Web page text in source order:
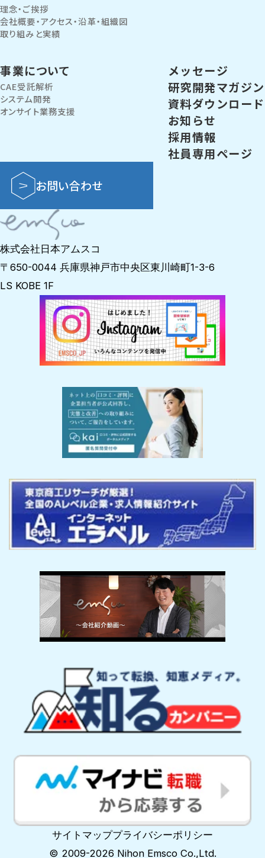
理念・ご挨拶
会社概要・アクセス・沿革・組織図
取り組みと実績
事業について
CAE受託解析
システム開発
オンサイト業務支援
メッセージ
研究開発マガジン
資料ダウンロード
お知らせ
採用情報
社員専用ページ
株式会社日本アムスコ
〒650-0044 兵庫県神戸市中央区東川崎町1-3-6
LS KOBE 1F
お問い合わせ
サイトマッププライバシーポリシー
© 2009-2026 Nihon Emsco Co.,Ltd.